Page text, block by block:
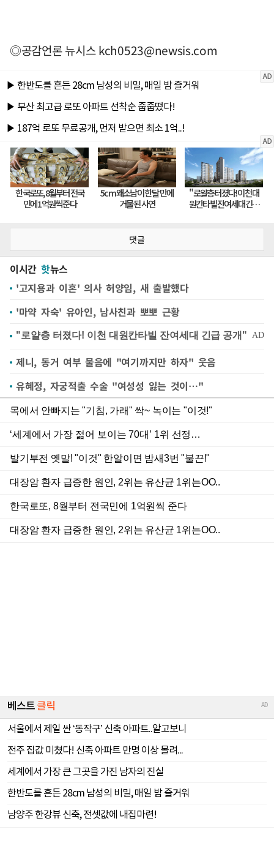
◎공감언론 뉴시스kch0523@newsis.com
댓글
이시간 핫뉴스
'고지용과 이혼' 의사 허양임, 새 출발했다
'마약 자숙' 유아인, 남사친과 뽀뽀 근황
제니, 동거 여부 물음에 "여기까지만 하자" 웃음
유혜정, 자궁적출 수술 "여성성 잃는 것이…"